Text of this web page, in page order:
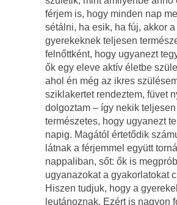
férjem is, hogy minden nap
sétálni, ha esik, ha fúj, akkor a
gyerekeknek teljesen
felnőttként, hogy ugyanezt
ők egy eleve aktív életbe
ahol én még az ikres
sziklakertet rendeztem, füvet
dolgoztam – így nekik teljesen
természetes, hogy ugyanezt
napig. Magától értetődik
látnak a férjemmel együtt
nappaliban, sőt: ők is
ugyanazokat a gyakorlatokat
Hiszen tudjuk, hogy a
leutánoznak. Ezért is nagyon